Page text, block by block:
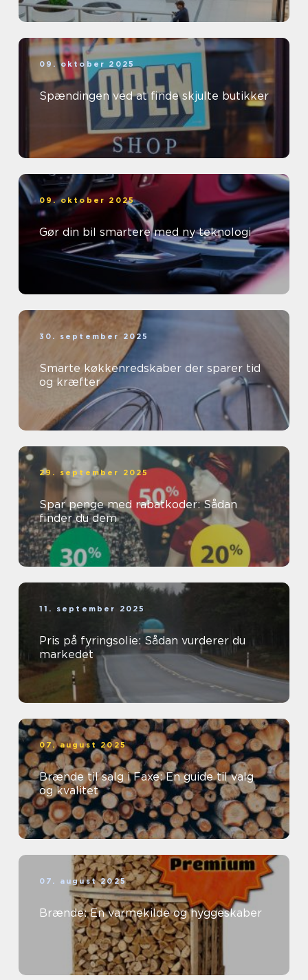
09. oktober 2025
Spændingen ved at finde skjulte butikker
09. oktober 2025
Gør din bil smartere med ny teknologi
30. september 2025
Smarte køkkenredskaber der sparer tid
og kræfter
29. september 2025
Spar penge med rabatkoder: Sådan
finder du dem
11. september 2025
Pris på fyringsolie: Sådan vurderer du
markedet
07. august 2025
Brænde til salg i Faxe: En guide til valg
og kvalitet
07. august 2025
Brænde: En varmekilde og hyggeskaber